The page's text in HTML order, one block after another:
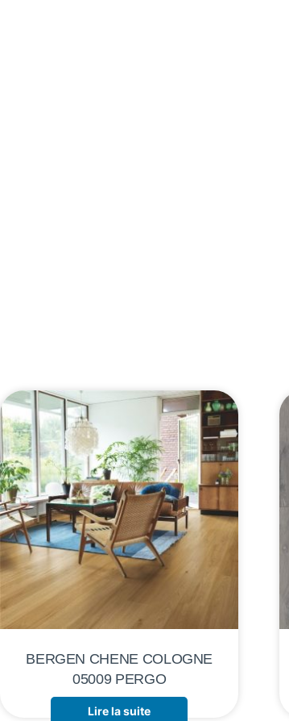
BERGEN CHENE COLOGNE
05009 PERGO
Lire la suite